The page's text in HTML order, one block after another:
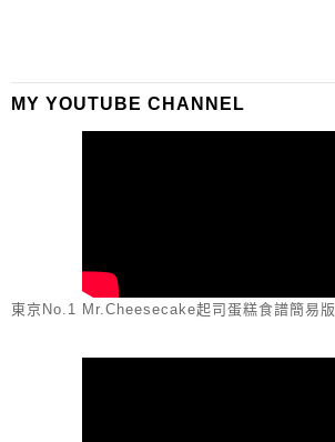
MY YOUTUBE CHANNEL
東京No.1 Mr.Cheesecake起司蛋糕食譜簡易版